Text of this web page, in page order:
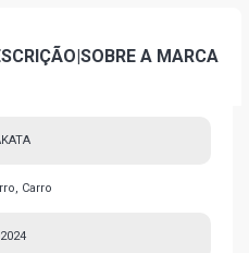
|SOBRE A MARCA
Carro